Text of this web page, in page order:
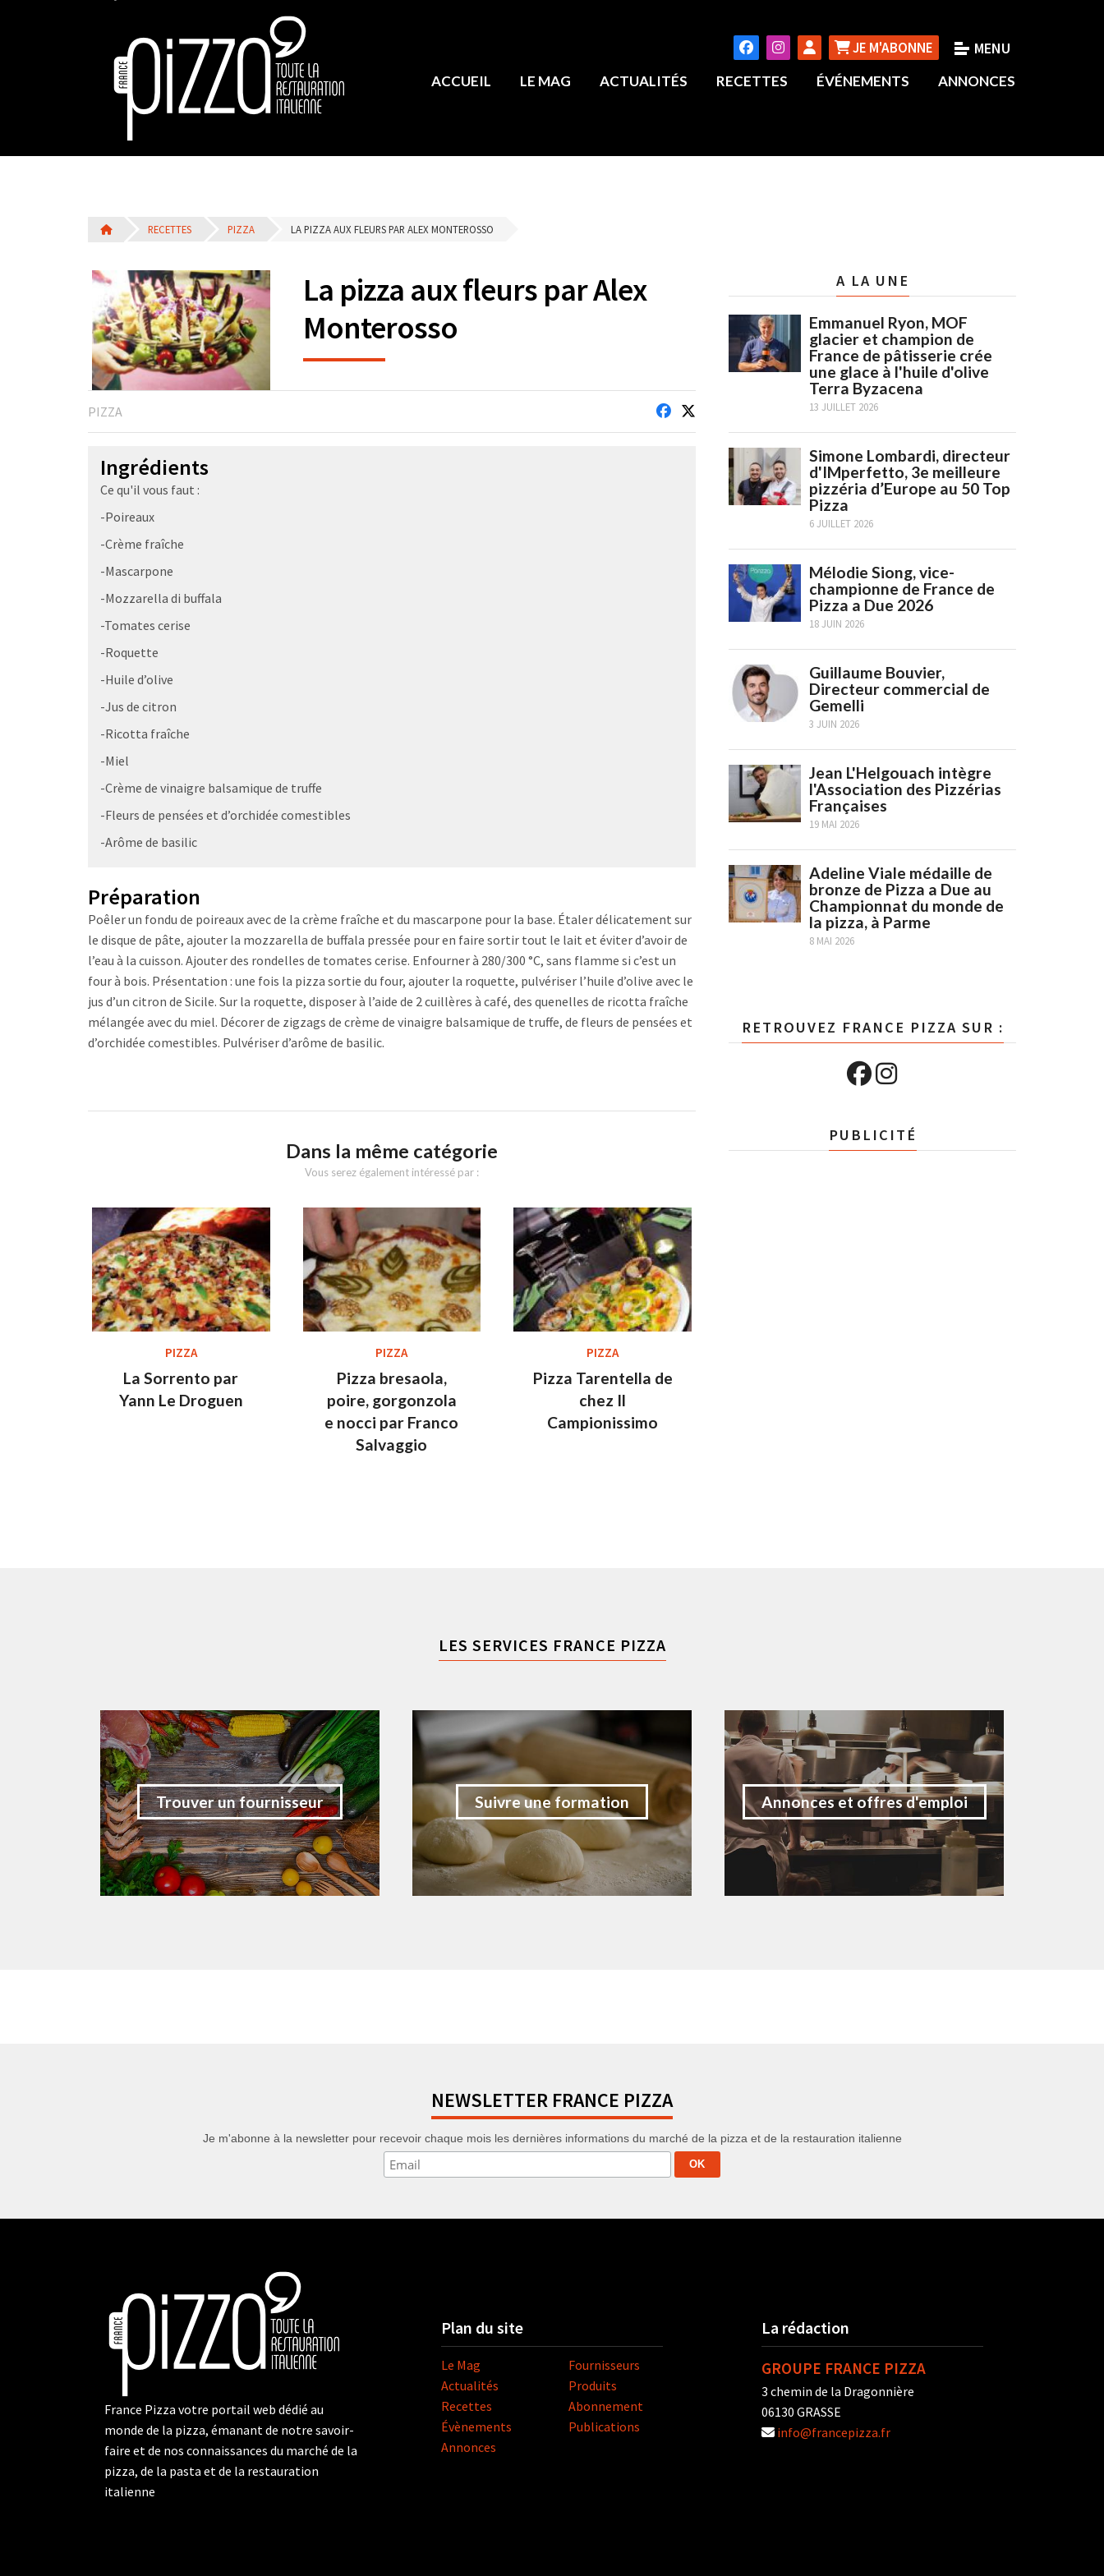
JE M'ABONNE
ACCUEIL LE MAG ACTUALITÉS RECETTES ÉVÉNEMENTS ANNONCES
RECETTES PIZZA LA PIZZA AUX FLEURS PAR ALEX MONTEROSSO
La pizza aux fleurs par Alex
Monterosso
PIZZA
Ingrédients
Ce qu'il vous faut :
-Poireaux
-Crème fraîche
-Mascarpone
-Mozzarella di buffala
-Tomates cerise
-Roquette
-Huile d’olive
-Jus de citron
-Ricotta fraîche
-Miel
-Crème de vinaigre balsamique de truffe
-Fleurs de pensées et d’orchidée comestibles
-Arôme de basilic
Préparation
Poêler un fondu de poireaux avec de la crème fraîche et du mascarpone pour la base. Étaler délicatement sur
le disque de pâte, ajouter la mozzarella de buffala pressée pour en faire sortir tout le lait et éviter d’avoir de
l’eau à la cuisson. Ajouter des rondelles de tomates cerise. Enfourner à 280/300 °C, sans flamme si c’est un
four à bois. Présentation : une fois la pizza sortie du four, ajouter la roquette, pulvériser l’huile d’olive avec le
jus d’un citron de Sicile. Sur la roquette, disposer à l’aide de 2 cuillères à café, des quenelles de ricotta fraîche
mélangée avec du miel. Décorer de zigzags de crème de vinaigre balsamique de truffe, de fleurs de pensées et
d’orchidée comestibles. Pulvériser d’arôme de basilic.
Dans la même catégorie
Vous serez également intéressé par :
PIZZA
La Sorrento par
Yann Le Droguen
PIZZA
Pizza bresaola,
poire, gorgonzola
e nocci par Franco
Salvaggio
PIZZA
Pizza Tarentella de
chez Il
Campionissimo
A LA UNE
Emmanuel Ryon, MOF
glacier et champion de
France de pâtisserie crée
une glace à l'huile d'olive
Terra Byzacena
13 JUILLET 2026
Simone Lombardi, directeur
d'IMperfetto, 3e meilleure
pizzéria d’Europe au 50 Top
Pizza
6 JUILLET 2026
Mélodie Siong, vice-
championne de France de
Pizza a Due 2026
18 JUIN 2026
Guillaume Bouvier,
Directeur commercial de
Gemelli
3 JUIN 2026
Jean L'Helgouach intègre
l'Association des Pizzérias
Françaises
19 MAI 2026
Adeline Viale médaille de
bronze de Pizza a Due au
Championnat du monde de
la pizza, à Parme
8 MAI 2026
RETROUVEZ FRANCE PIZZA SUR :
PUBLICITÉ
LES SERVICES FRANCE PIZZA
Trouver un fournisseur Suivre une formation Annonces et offres d'emploi
NEWSLETTER FRANCE PIZZA
Je m'abonne à la newsletter pour recevoir chaque mois les dernières informations du marché de la pizza et de la restauration italienne
France Pizza votre portail web dédié au
monde de la pizza, émanant de notre savoir-
faire et de nos connaissances du marché de la
pizza, de la pasta et de la restauration
italienne
Plan du site
Le Mag
Actualités
Recettes
Évènements
Annonces
Fournisseurs
Produits
Abonnement
Publications
La rédaction
GROUPE FRANCE PIZZA
3 chemin de la Dragonnière
06130 GRASSE
info@francepizza.fr